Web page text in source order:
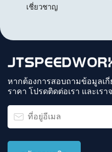
เชี่ยวชาญ
หากต้องการสอบถามข้อมูลเ
ราคา โปรดติดต่อเรา และเร